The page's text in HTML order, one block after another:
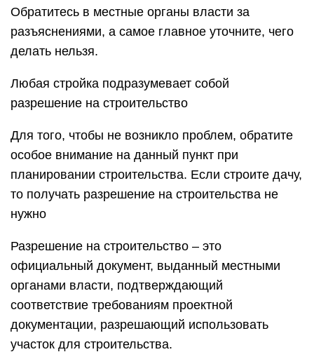
Обратитесь в местные органы власти за
разъяснениями, а самое главное уточните, чего
делать нельзя.
Любая стройка подразумевает собой
разрешение на строительство
Для того, чтобы не возникло проблем, обратите
особое внимание на данный пункт при
планировании строительства. Если строите дачу,
то получать разрешение на строительства не
нужно
Разрешение на строительство – это
официальный документ, выданный местными
органами власти, подтверждающий
соответствие требованиям проектной
документации, разрешающий использовать
участок для строительства.